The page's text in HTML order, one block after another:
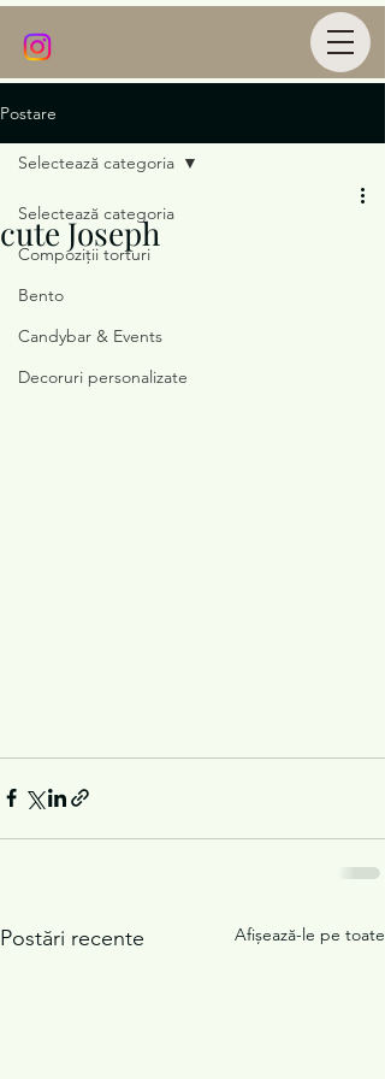
Postare
Selectează categoria
Compoziții torturi
Bento
Candybar & Events
Decoruri personalizate
Selectează categoria
cute Joseph
Postări recente Afișează-le pe toate